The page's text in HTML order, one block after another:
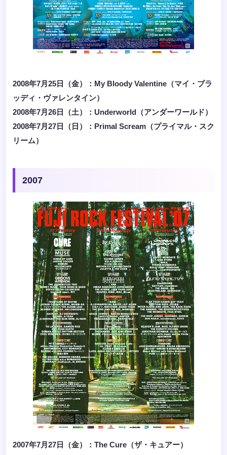
2008年7月25日（金）：My Bloody Valentine（マイ・ブラ
ッディ・ヴァレンタイン）
2008年7月26日（土）：Underworld（アンダーワールド）
2008年7月27日（日）：Primal Scream（プライマル・スク
リーム）
2007
2007年7月27日（金）：The Cure（ザ・キュアー）